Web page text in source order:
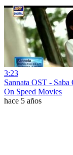
3:23
Sannata OST -
On Speed Movies
hace 5 años